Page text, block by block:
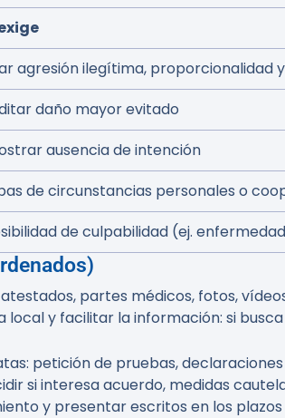
agresión ilegítima, proporcionalidad
daño mayor evitado
ausencia de intención
de circunstancias personales o
de culpabilidad (ej.
partes médicos, fotos,
y facilitar la información: si
petición de pruebas,
si interesa acuerdo, medidas
y presentar escritos en los